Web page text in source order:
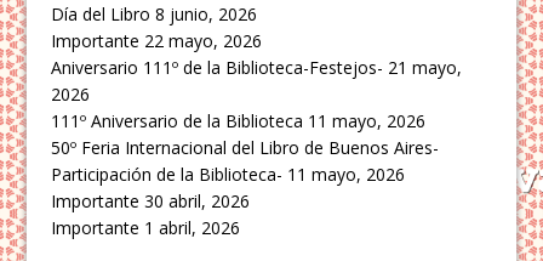
Día del Libro 8 junio, 2026
Importante 22 mayo, 2026
Aniversario 111º de la Biblioteca-Festejos- 21 mayo,
2026
111º Aniversario de la Biblioteca 11 mayo, 2026
50º Feria Internacional del Libro de Buenos Aires-
Participación de la Biblioteca- 11 mayo, 2026
Importante 30 abril, 2026
Importante 1 abril, 2026